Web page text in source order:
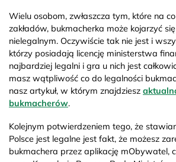
Wielu osobom, zwłaszcza tym, które na
zakładów, bukmacherka może kojarzyć
nielegalnym. Oczywiście tak nie jest i
którzy posiadają licencję ministerstwa
najbardziej legalni i gra u nich jest
masz wątpliwość co do legalności
nasz artykuł, w którym znajdziesz
bukmacherów.
Kolejnym potwierdzeniem tego, że
Polsce jest legalne jest fakt, że możesz
bukmachera przez aplikację mObywatel,